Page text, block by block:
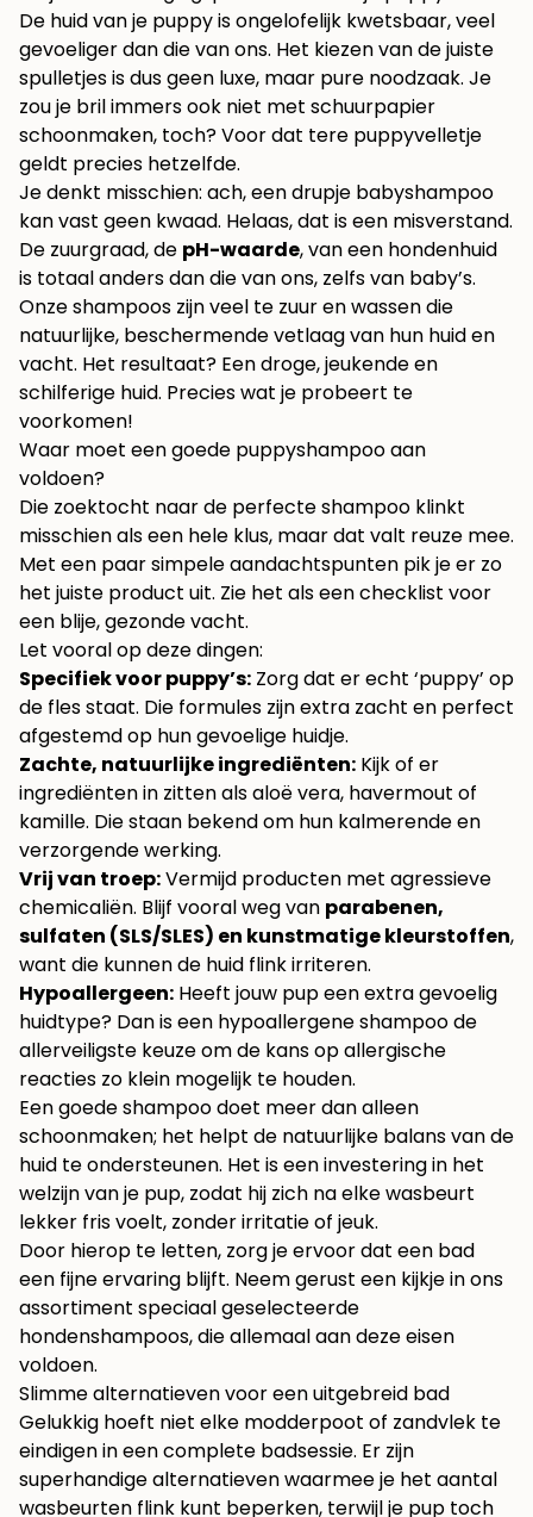
De huid van je puppy is ongelofelijk kwetsbaar, veel
gevoeliger dan die van ons. Het kiezen van de juiste
spulletjes is dus geen luxe, maar pure noodzaak. Je
zou je bril immers ook niet met schuurpapier
schoonmaken, toch? Voor dat tere puppyvelletje
geldt precies hetzelfde.
Je denkt misschien: ach, een drupje babyshampoo
kan vast geen kwaad. Helaas, dat is een misverstand.
De zuurgraad, de pH-waarde, van een hondenhuid
is totaal anders dan die van ons, zelfs van baby’s.
Onze shampoos zijn veel te zuur en wassen die
natuurlijke, beschermende vetlaag van hun huid en
vacht. Het resultaat? Een droge, jeukende en
schilferige huid. Precies wat je probeert te
voorkomen!
Waar moet een goede puppyshampoo aan
voldoen?
Die zoektocht naar de perfecte shampoo klinkt
misschien als een hele klus, maar dat valt reuze mee.
Met een paar simpele aandachtspunten pik je er zo
het juiste product uit. Zie het als een checklist voor
een blije, gezonde vacht.
Let vooral op deze dingen:
Specifiek voor puppy’s: Zorg dat er echt ‘puppy’ op
de fles staat. Die formules zijn extra zacht en perfect
afgestemd op hun gevoelige huidje.
Zachte, natuurlijke ingrediënten: Kijk of er
ingrediënten in zitten als aloë vera, havermout of
kamille. Die staan bekend om hun kalmerende en
verzorgende werking.
Vrij van troep:Vermijd producten met agressieve
chemicaliën. Blijf vooral weg van parabenen,
sulfaten (SLS/SLES) en kunstmatige kleurstoffen,
want die kunnen de huid flink irriteren.
Hypoallergeen: Heeft jouw pup een extra gevoelig
huidtype? Dan is een hypoallergene shampoo de
allerveiligste keuze om de kans op allergische
reacties zo klein mogelijk te houden.
Een goede shampoo doet meer dan alleen
schoonmaken; het helpt de natuurlijke balans van de
huid te ondersteunen. Het is een investering in het
welzijn van je pup, zodat hij zich na elke wasbeurt
lekker fris voelt, zonder irritatie of jeuk.
Door hierop te letten, zorg je ervoor dat een bad
een fijne ervaring blijft. Neem gerust een kijkje in ons
assortiment speciaal geselecteerde
hondenshampoos, die allemaal aan deze eisen
voldoen.
Slimme alternatieven voor een uitgebreid bad
Gelukkig hoeft niet elke modderpoot of zandvlek te
eindigen in een complete badsessie. Er zijn
superhandige alternatieven waarmee je het aantal
wasbeurten flink kunt beperken, terwijl je pup toch